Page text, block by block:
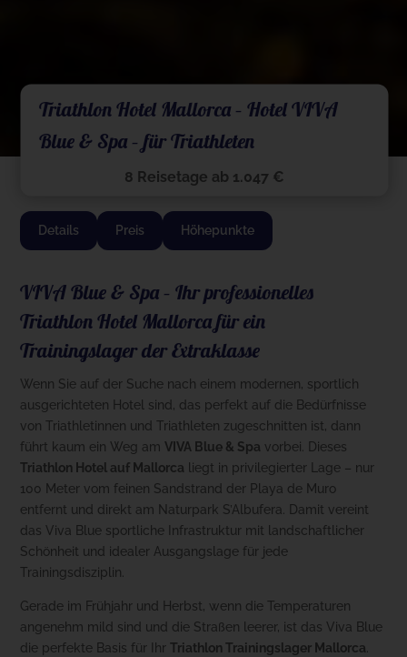
Triathlon Hotel Mallorca – Hotel VIVA
Blue & Spa – für Triathleten
8 Reisetage ab 1.047 €
Details Preis Höhepunkte
VIVA Blue & Spa – Ihr professionelles
Triathlon Hotel Mallorca für ein
Trainingslager der Extraklasse
Wenn Sie auf der Suche nach einem modernen, sportlich
ausgerichteten Hotel sind, das perfekt auf die Bedürfnisse
von Triathletinnen und Triathleten zugeschnitten ist, dann
führt kaum ein Weg amVIVA Blue & Spa vorbei. Dieses
Triathlon Hotel auf Mallorca liegt in privilegierter Lage – nur
100 Meter vom feinen Sandstrand der Playa de Muro
entfernt und direkt am Naturpark S’Albufera. Damit vereint
das Viva Blue sportliche Infrastruktur mit landschaftlicher
Schönheit und idealer Ausgangslage für jede
Trainingsdisziplin.
Gerade im Frühjahr und Herbst, wenn die Temperaturen
angenehm mild sind und die Straßen leerer, ist das Viva Blue
die perfekte Basis für IhrTriathlon Trainingslager Mallorca.